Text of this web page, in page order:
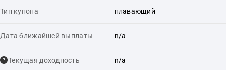
Тип купона плавающий
Дата ближайшей выплаты n/a
Текущая доходность n/a